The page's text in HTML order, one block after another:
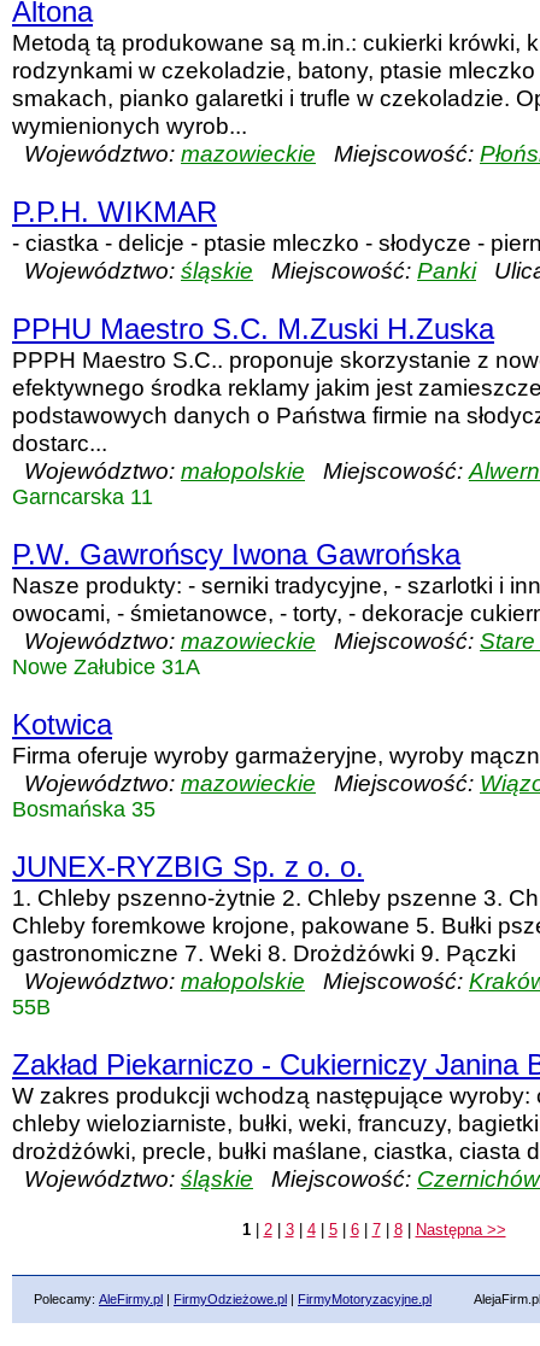
Altona
Metodą tą produkowane są m.in.: cukierki krówki,
rodzynkami w czekoladzie, batony, ptasie
smakach, pianko galaretki i trufle w czekoladzie.
wymienionych wyrob...
Województwo: mazowieckie Miejscowość:
P.P.H. WIKMAR
- ciastka - delicje - ptasie mleczko - słodycze -
Województwo: śląskie Miejscowość: Panki
PPHU Maestro S.C. M.Zuski H.Zuska
PPPH Maestro S.C.. proponuje skorzystanie z
efektywnego środka reklamy jakim jest
podstawowych danych o Państwa firmie na
dostarc...
Województwo: małopolskie Miejscowość:
Garncarska 11
P.W. Gawrońscy Iwona Gawrońska
Nasze produkty: - serniki tradycyjne, - szarlotki i
owocami, - śmietanowce, - torty, - dekoracje
Województwo: mazowieckie Miejscowość: Stare
Nowe Załubice 31A
Kotwica
Firma oferuje wyroby garmażeryjne, wyroby
Województwo: mazowieckie Miejscowość:
Bosmańska 35
JUNEX-RYZBIG Sp. z o. o.
1. Chleby pszenno-żytnie 2. Chleby pszenne 3.
Chleby foremkowe krojone, pakowane 5. Bułki
gastronomiczne 7. Weki 8. Drożdżówki 9. Pączki
Województwo: małopolskie Miejscowość:
55B
Zakład Piekarniczo - Cukierniczy Janina
W zakres produkcji wchodzą następujące wyroby:
chleby wieloziarniste, bułki, weki, francuzy,
drożdżówki, precle, bułki maślane, ciastka, ciasta
Województwo: śląskie Miejscowość: Czernichów
1| 2| 3| 4| 5| 6| 7| 8| Następna >>
Polecamy: AleFirmy.pl | FirmyOdzieżowe.pl | FirmyMotoryzacyjne.pl AlejaFirm.pl